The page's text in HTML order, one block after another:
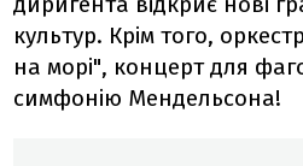
культур. Крім того,
на морі", концерт для
симфонію Мендельсона!